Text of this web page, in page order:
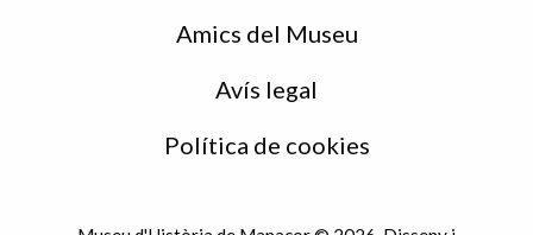
Amics del Museu
Avís legal
Política de cookies